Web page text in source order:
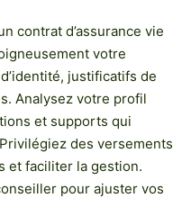
contrat d’assurance vie
votre
justificatifs de
Analysez votre profil
et supports qui
des versements
et faciliter la gestion.
pour ajuster vos